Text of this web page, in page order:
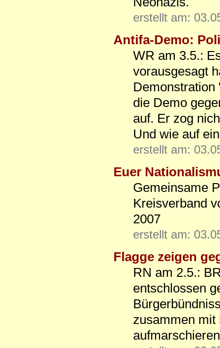
erstellt am:
Antifa-Demo:
WR am 3.5.:
vorausgesagt
Demonstration
die Demo
auf. Er zog
Und wie auf
erstellt am:
Euer
Gemeinsame
Kreisverband
2007
erstellt am:
Flagge zeigen
RN am 2.5.:
entschlossen
zusammen mit